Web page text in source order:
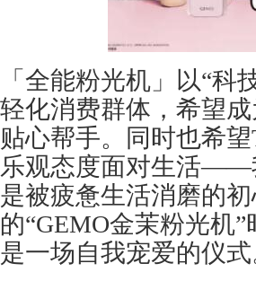
「全能粉光机」以“科
轻化消费群体，希望
贴心帮手。同时也希
乐观态度面对生活——
是被疲惫生活消磨的
的“GEMO金茉粉光机
是一场自我宠爱的仪式